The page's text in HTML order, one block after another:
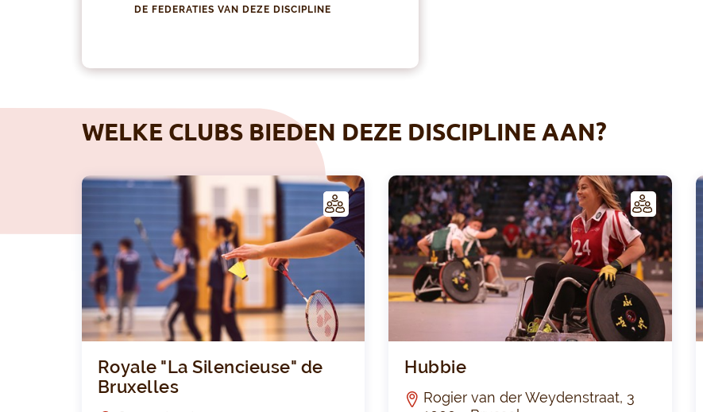
DE FEDERATIES VAN DEZE DISCIPLINE
WELKE CLUBS BIEDEN DEZE DISCIPLINE AAN?
C
LUB
Royale "La Silencieuse" de
Bruxelles
C
LUB
Hubbie
Rogier van der Weydenstraat, 3